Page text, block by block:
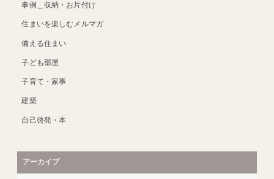
事例＿収納・お片付け
住まいを楽しむメルマガ
備える住まい
子ども部屋
子育て・家事
建築
自己啓発・本
アーカイブ